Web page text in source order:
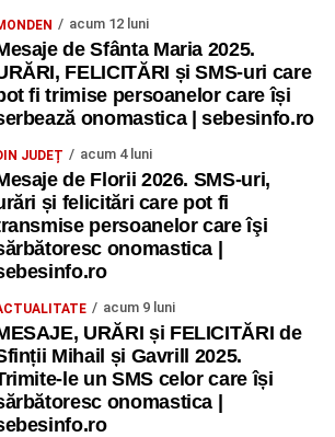
din Răhău: activități recreative pentru
Școlii „M. Kogălniceanu”: activități
Muzeului Municipal „Ioan Raica”
Școlii de vară„Curcubeul Prieteniei”
Primăriei Municipiului Sebeș:
a șefilor de promoție și a elevilor
și Bacalaureat.
Tineretului: Spectacol pentru copii și
acum 12 luni
de Sfânta Maria 2025.
FELICITĂRI și SMS-uri care
fi trimise persoanelor care își
onomastica | sebesinfo.ro
JUDEȚ acum 4 luni
de Florii 2026. SMS-uri,
și felicitări care pot fi
persoanelor care îşi
onomastica |
acum 9 luni
URĂRI și FELICITĂRI de
Mihail și Gavrill 2025.
le un SMS celor care își
onomastica |